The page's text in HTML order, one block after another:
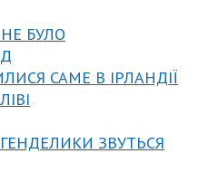
БУЛО
САМЕ В ІРЛАНДІЇ
ЗВУТЬСЯ